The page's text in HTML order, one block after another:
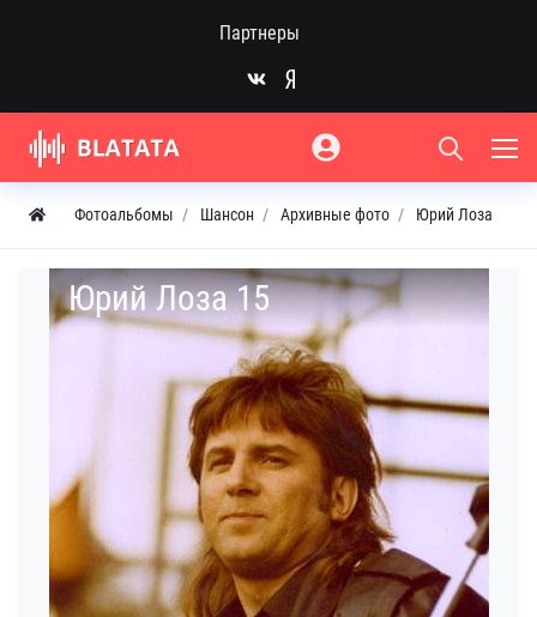
Партнеры
Фотоальбомы Шансон Архивные фото Юрий Лоза
Юрий Лоза 15